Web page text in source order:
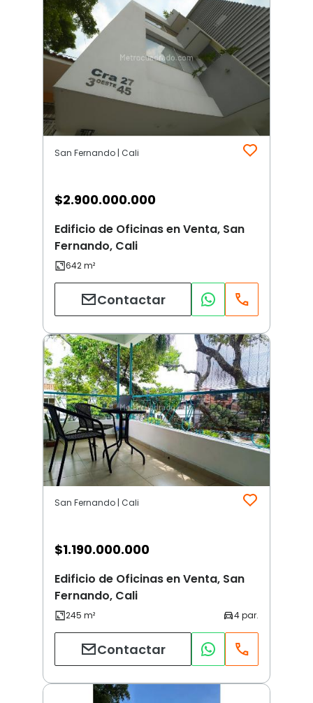
San Fernando | Cali
$2.900.000.000
Edificio de Oficinas en Venta, San
Fernando, Cali
Contactar
San Fernando | Cali
$1.190.000.000
Edificio de Oficinas en Venta, San
Fernando, Cali
Contactar